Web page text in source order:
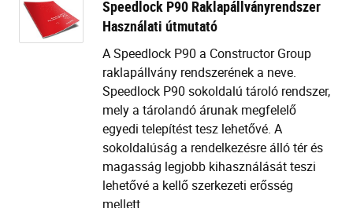
Speedlock P90 Raklapállványrendszer
Használati útmutató
A Speedlock P90 a Constructor Group
raklapállvány rendszerének a neve.
Speedlock P90 sokoldalú tároló rendszer,
mely a tárolandó árunak megfelelő
egyedi telepítést tesz lehetővé. A
sokoldalúság a rendelkezésre álló tér és
magasság legjobb kihasználását teszi
lehetővé a kellő szerkezeti erősség
mellett.